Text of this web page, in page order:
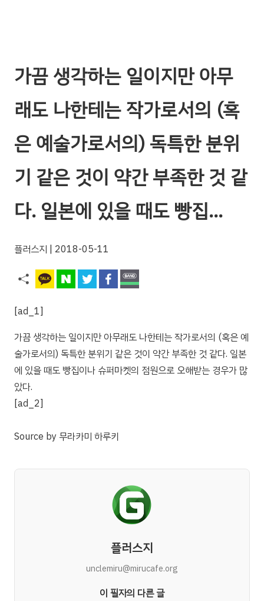
가끔 생각하는 일이지만 아무
래도 나한테는 작가로서의 (혹
은 예술가로서의) 독특한 분위
기 같은 것이 약간 부족한 것 같
다. 일본에 있을 때도 빵집…
플러스지 | 2018-05-11
[ad_1]
가끔 생각하는 일이지만 아무래도 나한테는 작가로서의 (혹은 예
술가로서의) 독특한 분위기 같은 것이 약간 부족한 것 같다. 일본
에 있을 때도 빵집이나 슈퍼마켓의 점원으로 오해받는 경우가 많
았다.
[ad_2]
Source by 무라카미 하루키
플러스지
unclemiru@mirucafe.org
이 필자의 다른 글